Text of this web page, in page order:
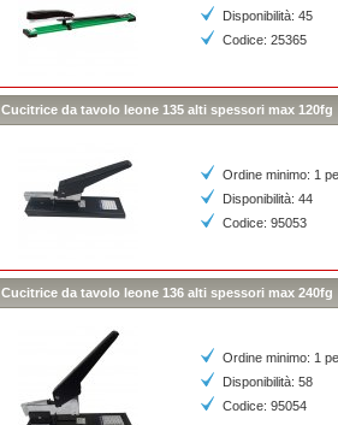
Disponibilità: 45
Codice: 25365
Cucitrice da tavolo leone 135 alti spessori max 120fg
Ordine minimo: 1
Disponibilità: 44
Codice: 95053
Cucitrice da tavolo leone 136 alti spessori max 240fg
Ordine minimo: 1
Disponibilità: 58
Codice: 95054